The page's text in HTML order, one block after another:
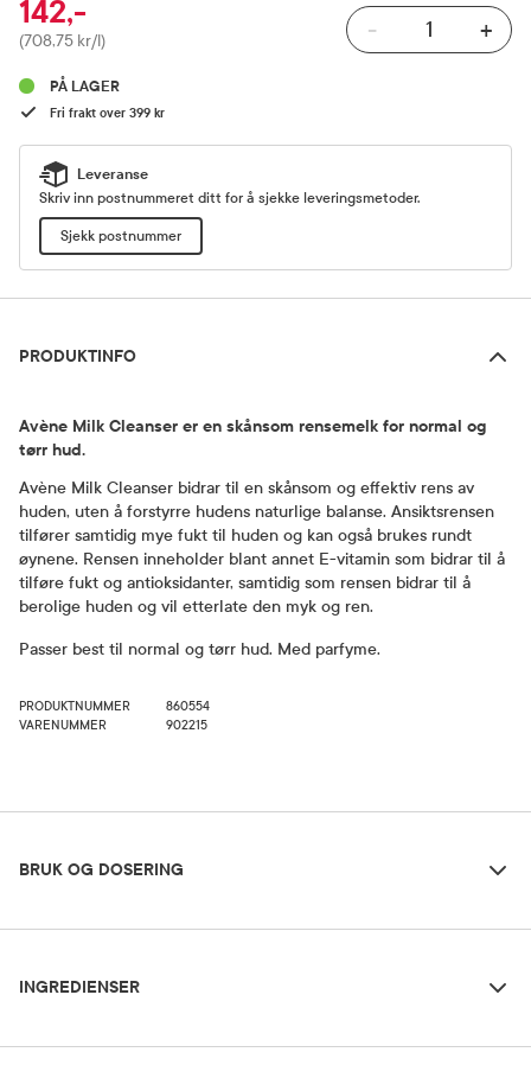
Pris
142,-
(708,75 kr/l) - +
PÅ LAGER
Fri frakt over 399 kr
Leveranse
Skriv inn postnummeret ditt for å sjekke leveringsmetoder.
Sjekk postnummer
PRODUKTINFO
Avène Milk Cleanser er en skånsom rensemelk for normal og
tørr hud.
Avène Milk Cleanser bidrar til en skånsom og effektiv rens av
huden, uten å forstyrre hudens naturlige balanse. Ansiktsrensen
tilfører samtidig mye fukt til huden og kan også brukes rundt
øynene. Rensen inneholder blant annet E-vitamin som bidrar til å
tilføre fukt og antioksidanter, samtidig som rensen bidrar til å
berolige huden og vil etterlate den myk og ren.
Passer best til normal og tørr hud. Med parfyme.
PRODUKTNUMMER
860554
VARENUMMER
902215
BRUK OG DOSERING
Brukes morgen og kveld på ansikt og hals. Påføres forsiktig med
INGREDIENSER